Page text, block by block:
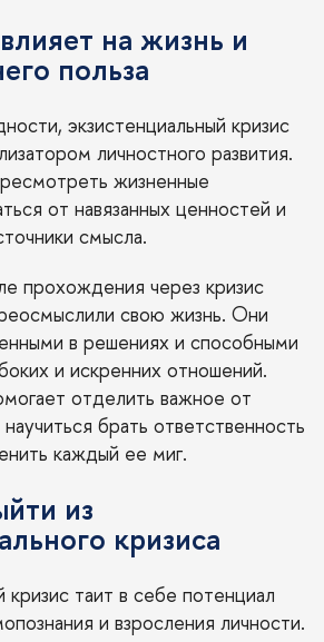
на жизнь и
польза
экзистенциальный кризис
личностного развития.
жизненные
от навязанных ценностей и
смысла.
прохождения через кризис
свою жизнь. Они
в решениях и способными
и искренних отношений.
отделить важное от
брать ответственность
каждый ее миг.
из
кризиса
кризис таит в себе потенциал
и взросления личности.